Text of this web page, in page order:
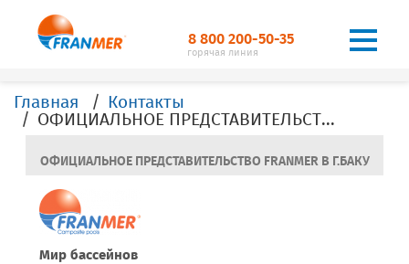
8 800 200-50-35
горячая линия
Главная
Контакты
ОФИЦИАЛЬНОЕ ПРЕДСТАВИТЕЛЬСТВО FRANMER В Г. Баку
ОФИЦИАЛЬНОЕ ПРЕДСТАВИТЕЛЬСТВО FRANMER В Г.БАКУ
Мир бассейнов